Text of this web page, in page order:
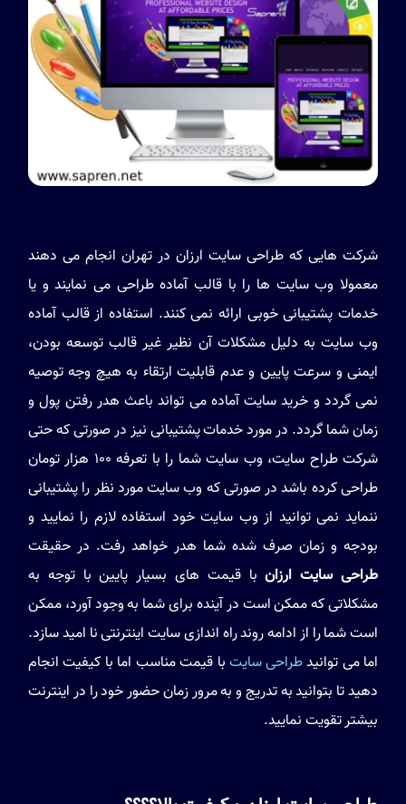
شرکت هایی که طراحی سایت ارزان در تهران انجام می دهند
معمولا وب سایت ها را با قالب آماده طراحی می نمایند و یا
خدمات پشتیبانی خوبی ارائه نمی کنند. استفاده از قالب آماده
وب سایت به دلیل مشکلات آن نظیر غیر قالب توسعه بودن،
ایمنی و سرعت پایین و عدم قابلیت ارتقاء به هیچ وجه توصیه
نمی گردد و خرید سایت آماده می تواند باعث هدر رفتن پول و
زمان شما گردد. در مورد خدمات پشتیبانی نیز در صورتی که حتی
شرکت طراح سایت، وب سایت شما را با تعرفه 100 هزار تومان
طراحی کرده باشد در صورتی که وب سایت مورد نظر را پشتیبانی
ننماید نمی توانید از وب سایت خود استفاده لازم را نمایید و
بودجه و زمان صرف شده شما هدر خواهد رفت. در حقیقت
طراحی سایت ارزانبا قیمت های بسیار پایین با توجه به
مشکلاتی که ممکن است در آینده برای شما به وجود آورد، ممکن
است شما را از ادامه روند راه اندازی سایت اینترنتی نا امید سازد.
اما می توانیدطراحی سایتبا قیمت مناسب اما با کیفیت انجام
دهید تا بتوانید به تدریج و به مرور زمان حضور خود را در اینترنت
بیشتر تقویت نمایید.